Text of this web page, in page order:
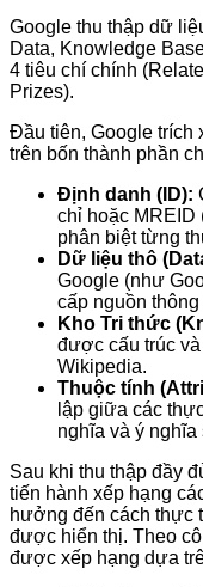
Google thu thập dữ
Data, Knowledge
4 tiêu chí chính
Prizes).
Đầu tiên, Google trích
trên bốn thành phần
Định danh (ID):
chỉ hoặc MREID
phân biệt từng
Dữ liệu thô
Google (như
cấp nguồn
Kho Tri thức
được cấu trúc
Wikipedia.
Thuộc tính
lập giữa các
nghĩa và ý nghĩa
Sau khi thu thập đầy
tiến hành xếp hạng
hưởng đến cách thực
được hiển thị. Theo
được xếp hạng dựa